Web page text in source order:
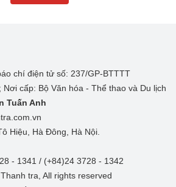
chí điện tử số: 237/GP-BTTTT
cấp: Bộ Văn hóa - Thể thao và Du lịch
Tuấn Anh
Hiệu, Hà Đông, Hà Nội.
- 1341 / (+84)24 3728 - 1342
tra, All rights reserved